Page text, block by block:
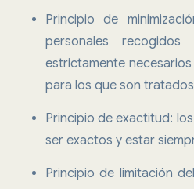
Principio de
personales
estrictamente
para los que son
Principio de exactitud:
ser exactos y estar
Principio de limitación